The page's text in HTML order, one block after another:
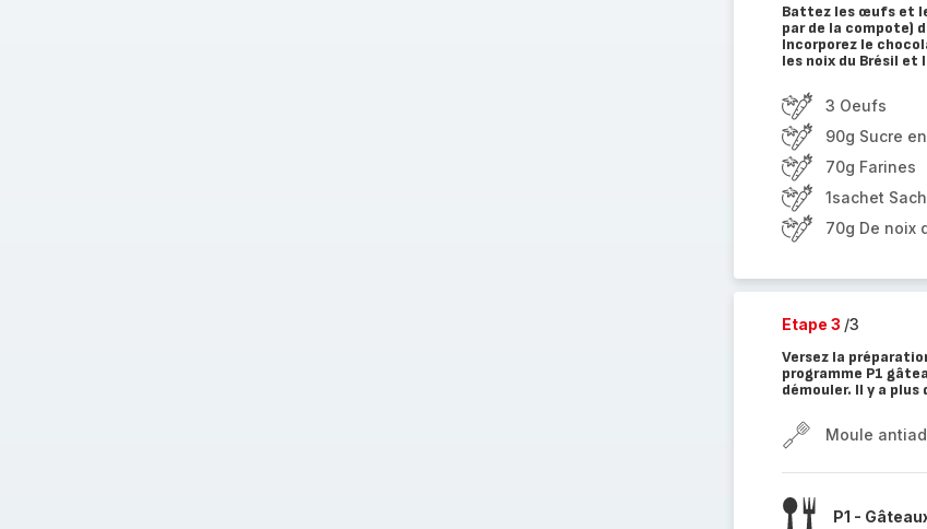
Battez les œufs et
par de la compote)
Incorporez le
les noix du Brésil
3 Oeufs
90g Sucre
70g Farines
1sachet
70g De noix
Etape 3 /3
Versez la
programme P1
démouler. Il y a plus
Moule
P1 -